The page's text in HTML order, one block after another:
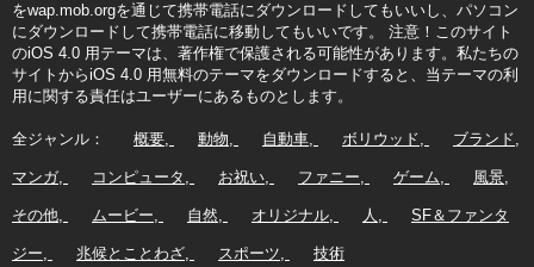
をwap.mob.orgを通じて携帯電話にダウンロードしてもいいし、パソコン
にダウンロードして携帯電話に移動してもいいです。 注意！このサイト
のiOS 4.0 用テーマは、著作権で保護される可能性があります。私たちの
サイトからiOS 4.0 用無料のテーマをダウンロードすると、当テーマの利
用に関する責任はユーザーにあるものとします。
全ジャンル： 概要 動物 自動車 ボリウッド ブランド
マンガ コンピュータ お祝い ファニー ゲーム 風景
その他 ムービー 自然 オリジナル 人 SF＆ファンタ
ジー 兆候とことわざ スポーツ 技術